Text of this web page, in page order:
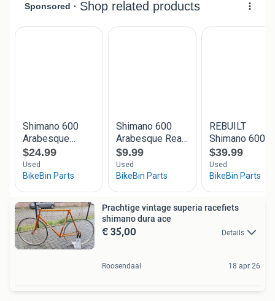
Prachtige vintage superia racefiets
shimano dura ace
€ 35,00 Details
Roosendaal 18 apr 26